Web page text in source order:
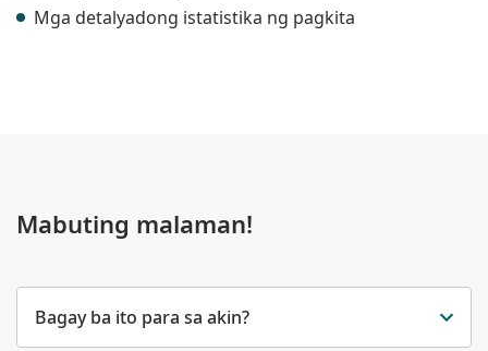
Mga detalyadong istatistika ng pagkita
Mabuting malaman!
Bagay ba ito para sa akin?